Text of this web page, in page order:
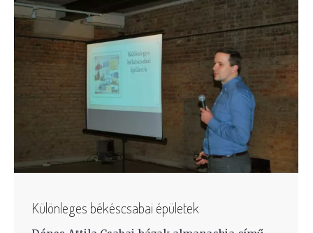
Különleges békéscsabai épületek